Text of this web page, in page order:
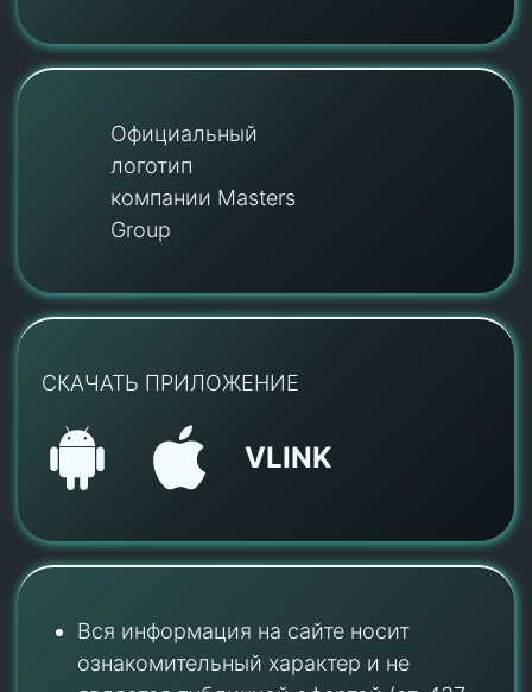
Официальный
логотип
компании Masters
Group
СКАЧАТЬ ПРИЛОЖЕНИЕ
VLINK
Вся информация на сайте носит
ознакомительный характер и не